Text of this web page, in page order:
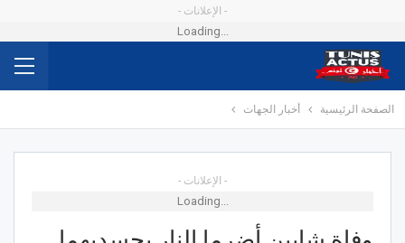
- الإعلانات -
Loading...
الصفحة الرئيسية أخبار الجهات
- الإعلانات -
Loading...